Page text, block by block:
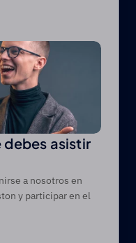
debes asistir
a nosotros en
y participar en el